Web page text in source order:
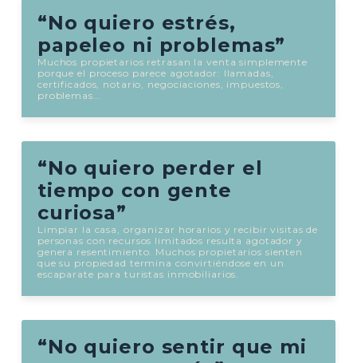
“No quiero estrés,
papeleo ni problemas”
Muchos propietarios retrasan la venta simplemente
porque el proceso parece agotador: llamadas,
certificados, notario, negociaciones, impuestos,
problemas…
“No quiero perder el
tiempo con gente
curiosa”
Limpiar la casa, organizar horarios y recibir visitas de
personas con recursos limitados resulta agotador y
genera resentimiento. Muchos propietarios sienten
que su propiedad termina convirtiéndose en un
escaparate para turistas inmobiliarios.
“No quiero sentir que mi